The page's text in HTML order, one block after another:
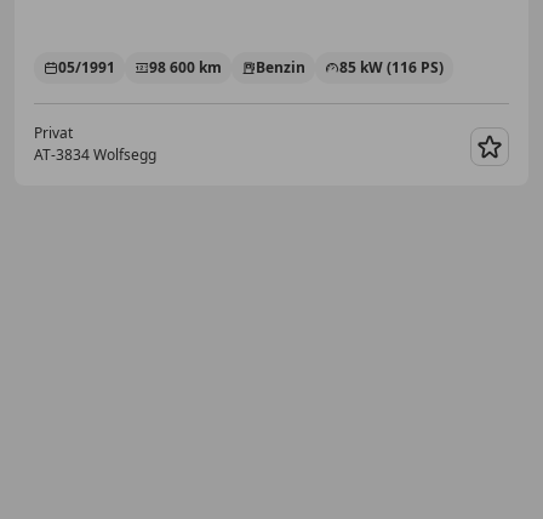
05/1991 98 600 km Benzin 85 kW (116 PS)
Privat
AT-3834 Wolfsegg